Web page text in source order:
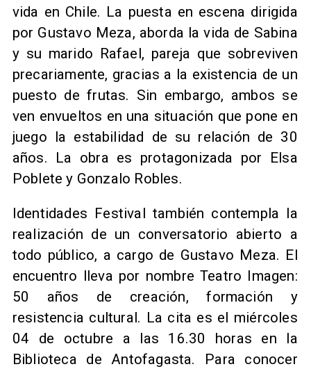
vida en Chile. La puesta en escena dirigida
por Gustavo Meza, aborda la vida de Sabina
y su marido Rafael, pareja que sobreviven
precariamente, gracias a la existencia de un
puesto de frutas. Sin embargo, ambos se
ven envueltos en una situación que pone en
juego la estabilidad de su relación de 30
años. La obra es protagonizada por Elsa
Poblete y Gonzalo Robles.
Identidades Festival también contempla la
realización de un conversatorio abierto a
todo público, a cargo de Gustavo Meza. El
encuentro lleva por nombre Teatro Imagen:
50 años de creación, formación y
resistencia cultural. La cita es el miércoles
04 de octubre a las 16.30 horas en la
Biblioteca de Antofagasta. Para conocer